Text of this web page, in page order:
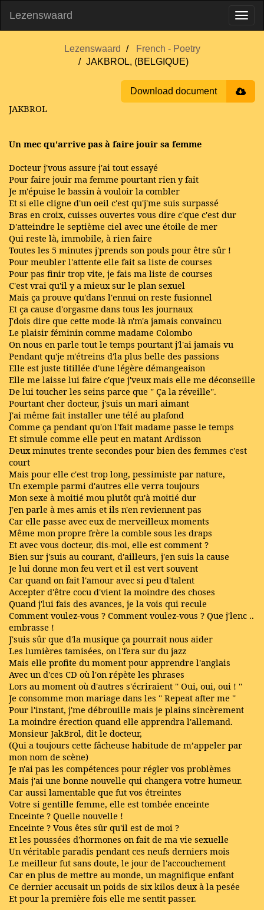
Lezenswaard
Lezenswaard
French - Poetry
JAKBROL, (BELGIQUE)
Download document
JAKBROL
Un mec qu'arrive pas à faire jouir sa femme
Docteur j'vous assure j'ai tout essayé
Pour faire jouir ma femme pourtant rien y fait
Je m'épuise le bassin à vouloir la combler
Et si elle cligne d'un oeil c'est qu'j'me suis surpassé
Bras en croix, cuisses ouvertes vous dire c'que c'est dur
D'atteindre le septième ciel avec une étoile de mer
Qui reste là, immobile, à rien faire
Toutes les 5 minutes j'prends son pouls pour être sûr !
Pour meubler l'attente elle fait sa liste de courses
Pour pas finir trop vite, je fais ma liste de courses
C'est vrai qu'il y a mieux sur le plan sexuel
Mais ça prouve qu'dans l'ennui on reste fusionnel
Et ça cause d'orgasme dans tous les journaux
J'dois dire que cette mode-là n'm'a jamais convaincu
Le plaisir féminin comme madame Colombo
On nous en parle tout le temps pourtant j'l'ai jamais vu
Pendant qu'je m'étreins d'la plus belle des passions
Elle est juste titillée d'une légère démangeaison
Elle me laisse lui faire c'que j'veux mais elle me déconseille
De lui toucher les seins parce que '' Ça la réveille''.
Pourtant cher docteur, j'suis un mari aimant
J'ai même fait installer une télé au plafond
Comme ça pendant qu'on l'fait madame passe le temps
Et simule comme elle peut en matant Ardisson
Deux minutes trente secondes pour bien des femmes c'est
court
Mais pour elle c'est trop long, pessimiste par nature,
Un exemple parmi d'autres elle verra toujours
Mon sexe à moitié mou plutôt qu'à moitié dur
J'en parle à mes amis et ils n'en reviennent pas
Car elle passe avec eux de merveilleux moments
Même mon propre frère la comble sous les draps
Et avec vous docteur, dis-moi, elle est comment ?
Bien sur j'suis au courant, d'ailleurs, j'en suis la cause
Je lui donne mon feu vert et il est vert souvent
Car quand on fait l'amour avec si peu d'talent
Accepter d'être cocu d'vient la moindre des choses
Quand j'lui fais des avances, je la vois qui recule
Comment voulez-vous ? Comment voulez-vous ? Que j'lenc ..
embrasse !
J'suis sûr que d'la musique ça pourrait nous aider
Les lumières tamisées, on l'fera sur du jazz
Mais elle profite du moment pour apprendre l'anglais
Avec un d'ces CD où l'on répète les phrases
Lors au moment où d'autres s'écriraient '' Oui, oui, oui ! ''
Je consomme mon mariage dans les '' Repeat after me ''
Pour l'instant, j'me débrouille mais je plains sincèrement
La moindre érection quand elle apprendra l'allemand.
Monsieur JakBrol, dit le docteur,
(Qui a toujours cette fâcheuse habitude de m’appeler par
mon nom de scène)
Je n'ai pas les compétences pour régler vos problèmes
Mais j'ai une bonne nouvelle qui changera votre humeur.
Car aussi lamentable que fut vos étreintes
Votre si gentille femme, elle est tombée enceinte
Enceinte ? Quelle nouvelle !
Enceinte ? Vous êtes sûr qu'il est de moi ?
Et les poussées d'hormones on fait de ma vie sexuelle
Un véritable paradis pendant ces neufs derniers mois
Le meilleur fut sans doute, le jour de l'accouchement
Car en plus de mettre au monde, un magnifique enfant
Ce dernier accusait un poids de six kilos deux à la pesée
Et pour la première fois elle me sentit passer.